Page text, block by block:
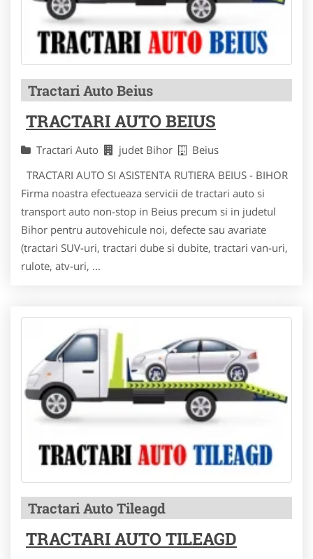
Tractari Auto Beius
TRACTARI AUTO BEIUS
Tractari Auto judet Bihor
Beius
TRACTARI AUTO SI ASISTENTA RUTIERA BEIUS - BIHOR
Firma noastra efectueaza servicii de tractari auto si
transport auto non-stop in Beius precum si in judetul
Bihor pentru autovehicule noi, defecte sau avariate
(tractari SUV-uri, tractari dube si dubite, tractari van-uri,
rulote, atv-uri, ...
Tractari Auto Tileagd
TRACTARI AUTO TILEAGD